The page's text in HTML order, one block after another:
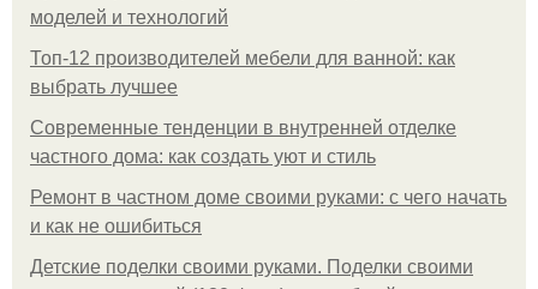
моделей и технологий
Топ-12 производителей мебели для ванной: как
выбрать лучшее
Современные тенденции в внутренней отделке
частного дома: как создать уют и стиль
Ремонт в частном доме своими руками: с чего начать
и как не ошибиться
Детские поделки своими руками. Поделки своими